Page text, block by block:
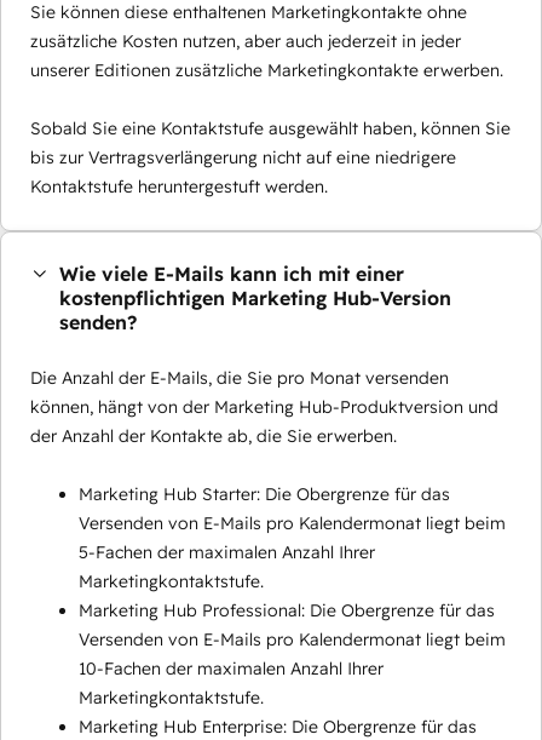
Sie können diese enthaltenen Marketingkontakte ohne
zusätzliche Kosten nutzen, aber auch jederzeit in jeder
unserer Editionen zusätzliche Marketingkontakte erwerben.
Sobald Sie eine Kontaktstufe ausgewählt haben, können Sie
bis zur Vertragsverlängerung nicht auf eine niedrigere
Kontaktstufe heruntergestuft werden.
Wie viele E-Mails kann ich mit einer
kostenpflichtigen Marketing Hub-Version
senden?
Die Anzahl der E-Mails, die Sie pro Monat versenden
können, hängt von der Marketing Hub-Produktversion und
der Anzahl der Kontakte ab, die Sie erwerben.
Marketing Hub Starter: Die Obergrenze für das
Versenden von E-Mails pro Kalendermonat liegt beim
5-Fachen der maximalen Anzahl Ihrer
Marketingkontaktstufe.
Marketing Hub Professional: Die Obergrenze für das
Versenden von E-Mails pro Kalendermonat liegt beim
10-Fachen der maximalen Anzahl Ihrer
Marketingkontaktstufe.
Marketing Hub Enterprise: Die Obergrenze für das